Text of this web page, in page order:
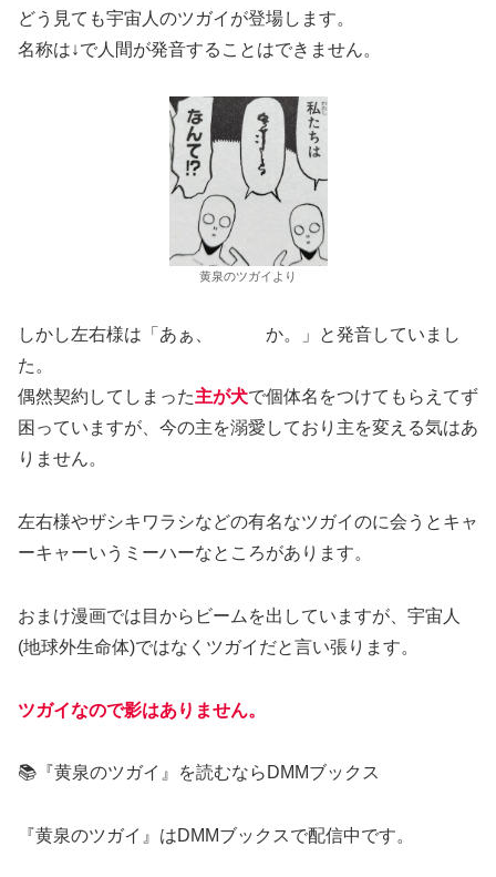
どう見ても宇宙人のツガイが登場します。
名称は↓で人間が発音することはできません。
黄泉のツガイより
しかし左右様は「あぁ、 か。」と発音していまし
た。
偶然契約してしまった主が犬で個体名をつけてもらえてず
困っていますが、今の主を溺愛しており主を変える気はあ
りません。
左右様やザシキワラシなどの有名なツガイのに会うとキャ
ーキャーいうミーハーなところがあります。
おまけ漫画では目からビームを出していますが、宇宙人
(地球外生命体)ではなくツガイだと言い張ります。
ツガイなので影はありません。
📚『黄泉のツガイ』を読むならDMMブックス
『黄泉のツガイ』はDMMブックスで配信中です。